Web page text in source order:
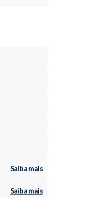
Saiba mais
Saiba mais